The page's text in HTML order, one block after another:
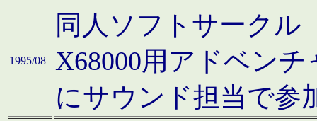
1995/08
同人ソフトサークル
X68000用アドベン
にサウンド担当で参